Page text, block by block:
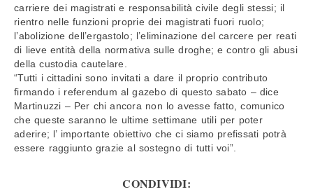
carriere dei magistrati e responsabilità civile degli stessi; il
rientro nelle funzioni proprie dei magistrati fuori ruolo;
l’abolizione dell’ergastolo; l’eliminazione del carcere per reati
di lieve entità della normativa sulle droghe; e contro gli abusi
della custodia cautelare.
“Tutti i cittadini sono invitati a dare il proprio contributo
firmando i referendum al gazebo di questo sabato – dice
Martinuzzi – Per chi ancora non lo avesse fatto, comunico
che queste saranno le ultime settimane utili per poter
aderire; l’ importante obiettivo che ci siamo prefissati potrà
essere raggiunto grazie al sostegno di tutti voi”.
CONDIVIDI: